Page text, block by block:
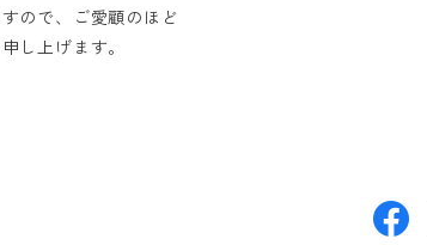
ので、ご愛顧のほど
し上げます。